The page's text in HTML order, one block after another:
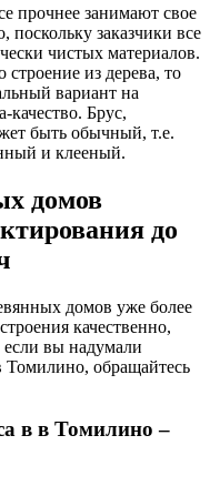
прочнее занимают свое
поскольку заказчики все
чистых материалов.
из дерева, то
вариант на
Брус,
быть обычный, т.е.
и клееный.
домов
до
домов уже более
качественно,
вы надумали
Томилино, обращайтесь
в в Томилино –